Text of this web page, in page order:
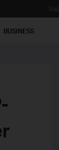
BUSINESS